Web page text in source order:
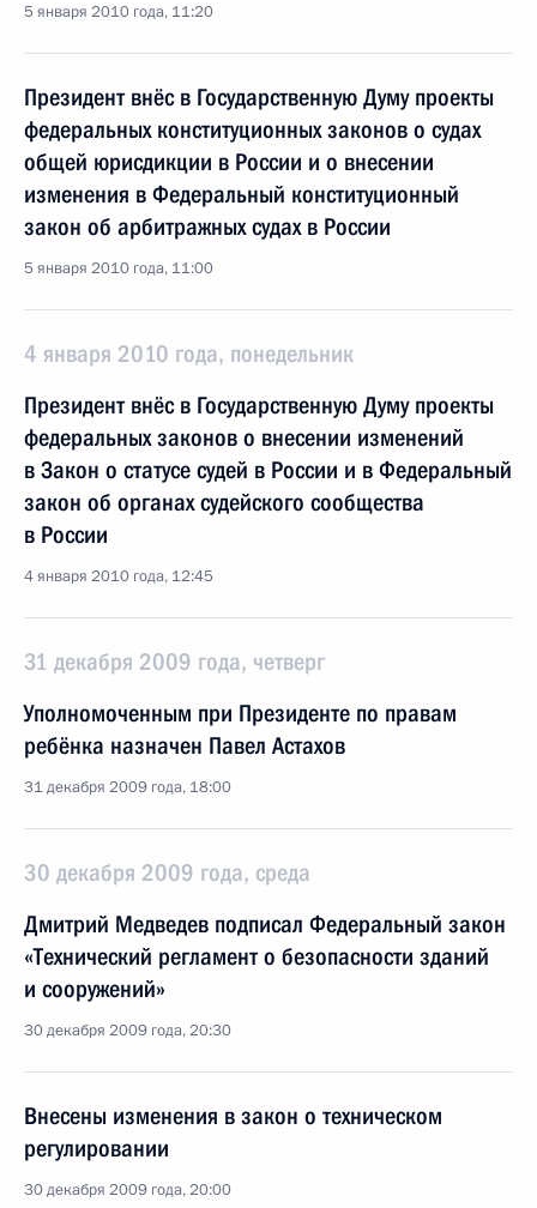
5 января 2010 года, 11:20
Президент внёс в Государственную Думу проекты
федеральных конституционных законов о судах
общей юрисдикции в России и о внесении
изменения в Федеральный конституционный
закон об арбитражных судах в России
5 января 2010 года, 11:00
4 января 2010 года, понедельник
Президент внёс в Государственную Думу проекты
федеральных законов о внесении изменений
в Закон о статусе судей в России и в Федеральный
закон об органах судейского сообщества
в России
4 января 2010 года, 12:45
31 декабря 2009 года, четверг
Уполномоченным при Президенте по правам
ребёнка назначен Павел Астахов
31 декабря 2009 года, 18:00
30 декабря 2009 года, среда
Дмитрий Медведев подписал Федеральный закон
«Технический регламент о безопасности зданий
и сооружений»
30 декабря 2009 года, 20:30
Внесены изменения в закон о техническом
регулировании
30 декабря 2009 года, 20:00